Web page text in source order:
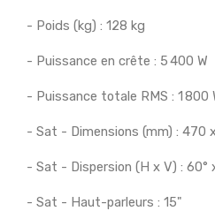
- Poids (kg) : 128 kg
- Puissance en crête : 5 400 W
- Puissance totale RMS : 1 800
- Sat - Dimensions (mm) : 470
- Sat - Dispersion (H x V) : 60°
- Sat - Haut-parleurs : 15"